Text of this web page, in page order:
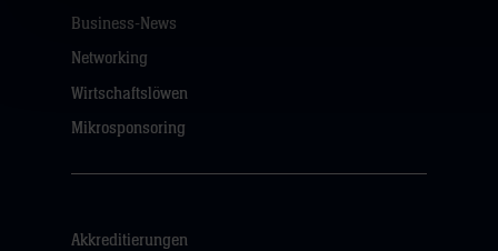
Business-News
Networking
Wirtschaftslöwen
Mikrosponsoring
Akkreditierungen